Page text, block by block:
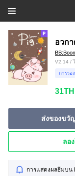
อวก
V2.14 /
การรอ
ส่งของขวั
ลอ
การแสดงผลธีมบน